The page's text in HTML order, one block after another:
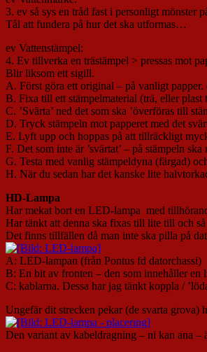
3. ev så sys en tråd fast i personligt mönster
Tål att fundera på hur det ska utformas…
ev Vattenstämpel:
4. Ev tillverka en trästämpel > pressas mot
Blir liksom ett sigill.
A. Först göra ett original – på vanligt papper.
B. Fixa till ett stämpelmaterial (trä, eller plast
C. ’Svärta’ ned det som ska ’överföras till
D. Tryck stämpeln mot papperet med det
E. Lyft upp och hoppas på att tillräckligt
F. Det som inte är ’svärtat’ – på stämpeln
G. Testa med vanlig stämpeldyna (färgad)
H. När du sedan har det kanske lite
HD-Lampa
Har mekat bort en LED-lampa med
Har tänkt att denna ska fixas till lite till och
Det finns tillfällen då man inte ska pilla på
A: LED-lampan (från Pontus fd datorchassi)
B: En bit av fronten – den som innehåller en
C: kablarna. Dessa har jag tänkt koppla /
Ungefär dit strecken pekar (de svarta grova)
Den variant av kabeldragning – ni kan ana –